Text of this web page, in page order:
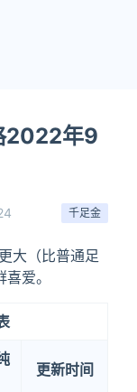
2022年9
千足金
大（比普通足
爱。
更新时间